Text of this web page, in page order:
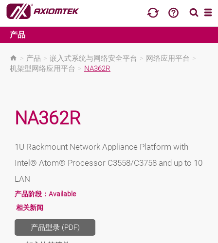
产品
> 产品 > 嵌入式系统与网络安全平台 > 网络应用平台 >
机架型网络应用平台 > NA362R
NA362R
1U Rackmount Network Appliance Platform with
Intel® Atom® Processor C3558/C3758 and up to 10
LAN
产品阶段： Available
相关新闻
产品型录 (PDF)